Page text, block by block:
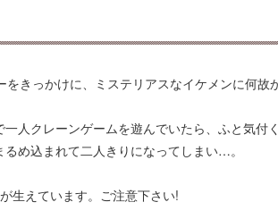
をきっかけに、ミステリアスなイケメンに何
一人クレーンゲームを遊んでいたら、ふと気付
め込まれて二人きりになってしまい…。
生えています。ご注意下さい!